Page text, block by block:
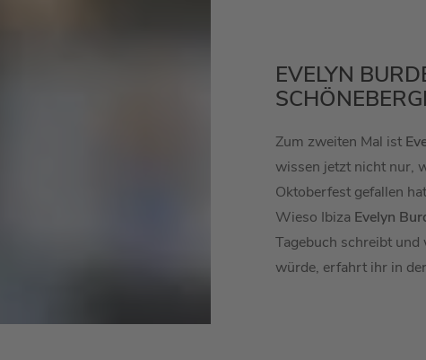
EVELYN
Zum zweiten Mal ist
wissen jetzt nicht nur,
Oktoberfest gefallen
Wieso Ibiza Evelyn
Tagebuch schreibt
würde, erfahrt ihr in